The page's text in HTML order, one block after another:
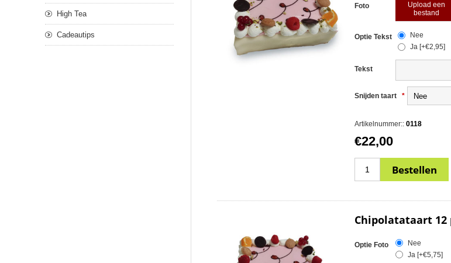
Foto
Upload een
bestand
Optie Tekst
Nee
Ja [+€2,95]
Tekst
Snijden taart *
Artikelnummer:: 0118
€22,00
Chipolatataart 12
Optie Foto
Nee
Ja [+€5,75]
High Tea
Cadeautips